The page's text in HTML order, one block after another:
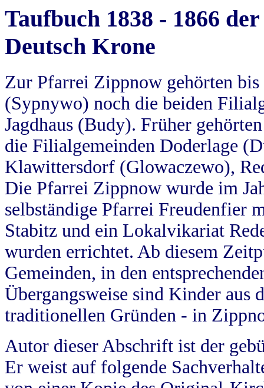
Taufbuch 1838 - 1866
Deutsch Krone
Zur Pfarrei Zippnow gehörten
(Sypnywo) noch die beiden
Jagdhaus (Budy). Früher
die Filialgemeinden Doderlage
Klawittersdorf (Glowaczewo),
Die Pfarrei Zippnow wurde im
selbständige Pfarrei Freudenfier
Stabitz und ein Lokalvikariat
wurden errichtet. Ab diesem
Gemeinden, in den
Übergangsweise sind Kinder aus
traditionellen Gründen - in
Autor dieser Abschrift ist der
Er weist auf folgende